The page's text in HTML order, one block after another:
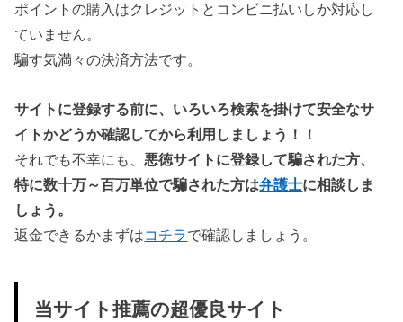
ポイントの購入はクレジットとコンビニ払いしか対応し
ていません。
騙す気満々の決済方法です。
サイトに登録する前に、いろいろ検索を掛けて安全なサ
イトかどうか確認してから利用しましょう！！
それでも不幸にも、 悪徳サイトに登録して騙された方、
特に数十万～百万単位で騙された方は弁護士に相談しま
しょう。
返金できるかまずはコチラで確認しましょう。
当サイト推薦の超優良サイト